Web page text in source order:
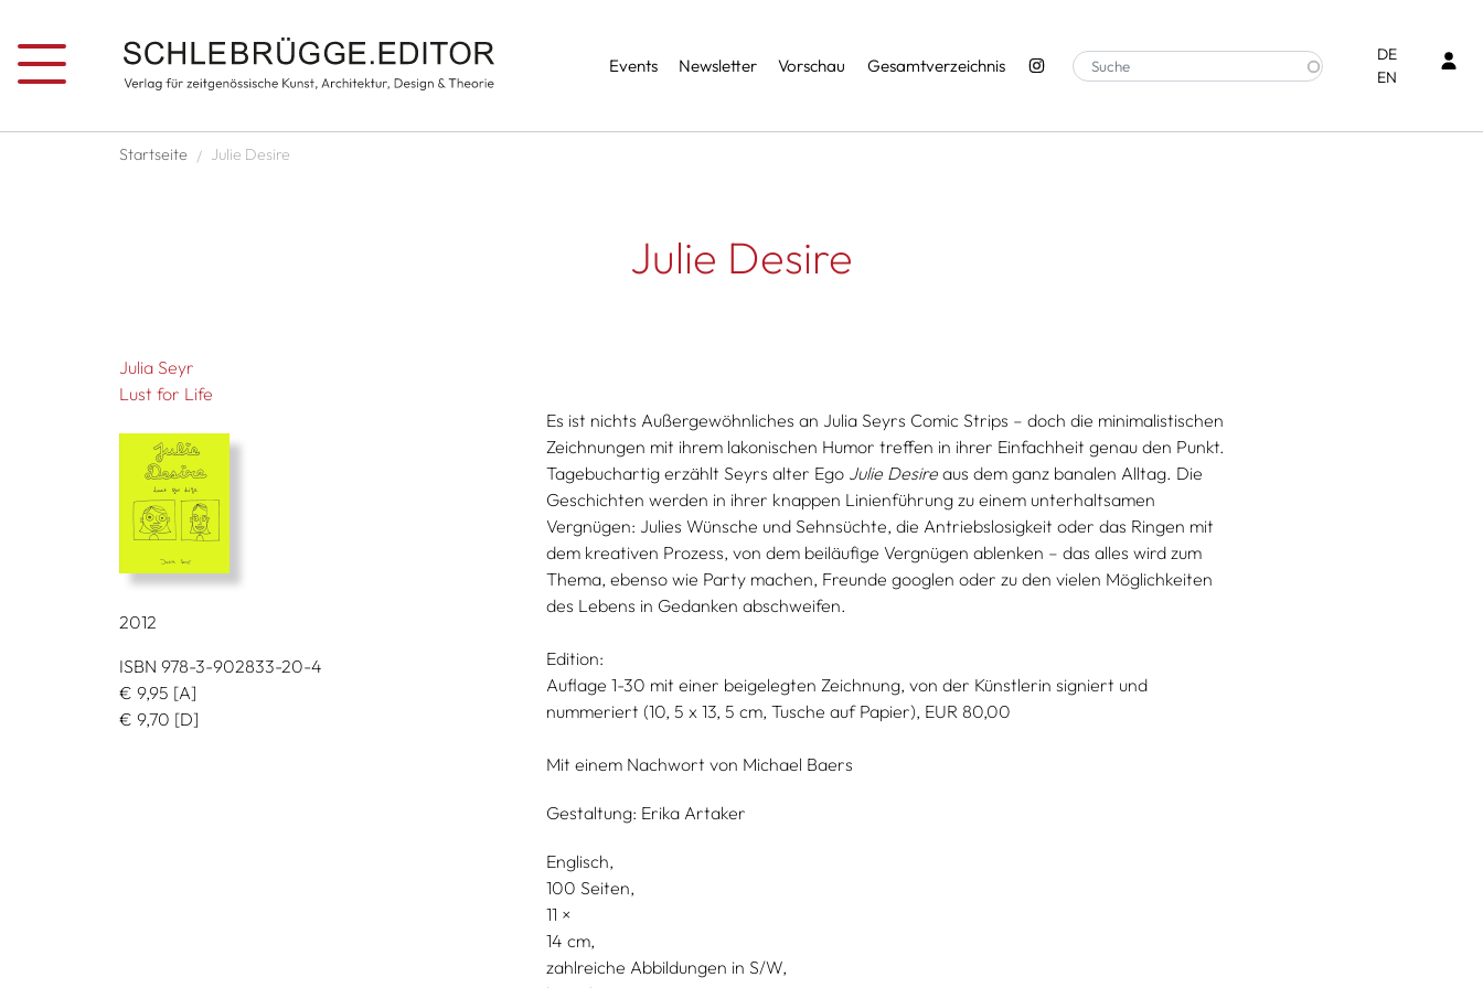
Services
Events Newsletter Vorschau Gesamtverzeichnis
DE
EN
Pfadnavigation
Startseite Julie Desire
Julie Desire
Julia Seyr
Lust for Life
2012
ISBN 978-3-902833-20-4
€ 9,95 [A]
€ 9,70 [D]
Es ist nichts Außergewöhnliches an Julia Seyrs Comic Strips – doch die minimalistischen
Zeichnungen mit ihrem lakonischen Humor treffen in ihrer Einfachheit genau den Punkt.
Tagebuchartig erzählt Seyrs alter Ego Julie Desireaus dem ganz banalen Alltag. Die
Geschichten werden in ihrer knappen Linienführung zu einem unterhaltsamen
Vergnügen: Julies Wünsche und Sehnsüchte, die Antriebslosigkeit oder das Ringen mit
dem kreativen Prozess, von dem beiläufige Vergnügen ablenken – das alles wird zum
Thema, ebenso wie Party machen, Freunde googlen oder zu den vielen Möglichkeiten
des Lebens in Gedanken abschweifen.
Edition:
Auflage 1-30 mit einer beigelegten Zeichnung, von der Künstlerin signiert und
nummeriert (10, 5 x 13, 5 cm, Tusche auf Papier), EUR 80,00
Mit einem Nachwort von Michael Baers
Gestaltung: Erika Artaker
Englisch
100 Seiten,
11
14
zahlreiche Abbildungen in S/W